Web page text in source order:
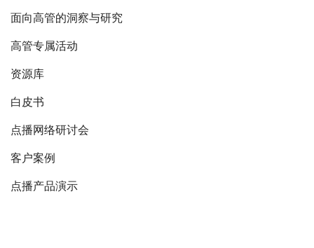
面向高管的洞察与研究
高管专属活动
资源库
白皮书
点播网络研讨会
客户案例
点播产品演示